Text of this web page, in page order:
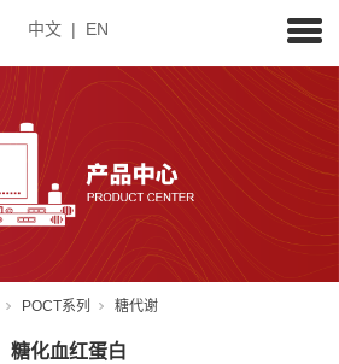
中文 | EN
POCT系列 糖代谢
糖化血红蛋白